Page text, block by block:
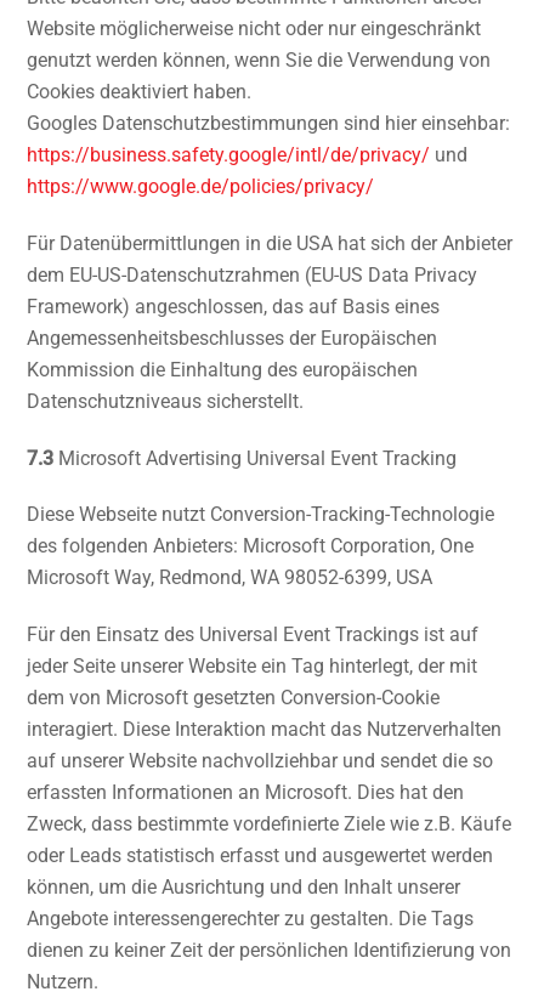
Website möglicherweise nicht oder nur eingeschränkt
genutzt werden können, wenn Sie die Verwendung von
Cookies deaktiviert haben.
Googles Datenschutzbestimmungen sind hier einsehbar:
https://business.safety.google/intl/de/privacy/ und
https://www.google.de/policies/privacy/
Für Datenübermittlungen in die USA hat sich der Anbieter
dem EU-US-Datenschutzrahmen (EU-US Data Privacy
Framework) angeschlossen, das auf Basis eines
Angemessenheitsbeschlusses der Europäischen
Kommission die Einhaltung des europäischen
Datenschutzniveaus sicherstellt.
7.3 Microsoft Advertising Universal Event Tracking
Diese Webseite nutzt Conversion-Tracking-Technologie
des folgenden Anbieters: Microsoft Corporation, One
Microsoft Way, Redmond, WA 98052-6399, USA
Für den Einsatz des Universal Event Trackings ist auf
jeder Seite unserer Website ein Tag hinterlegt, der mit
dem von Microsoft gesetzten Conversion-Cookie
interagiert. Diese Interaktion macht das Nutzerverhalten
auf unserer Website nachvollziehbar und sendet die so
erfassten Informationen an Microsoft. Dies hat den
Zweck, dass bestimmte vordefinierte Ziele wie z.B. Käufe
oder Leads statistisch erfasst und ausgewertet werden
können, um die Ausrichtung und den Inhalt unserer
Angebote interessengerechter zu gestalten. Die Tags
dienen zu keiner Zeit der persönlichen Identifizierung von
Nutzern.